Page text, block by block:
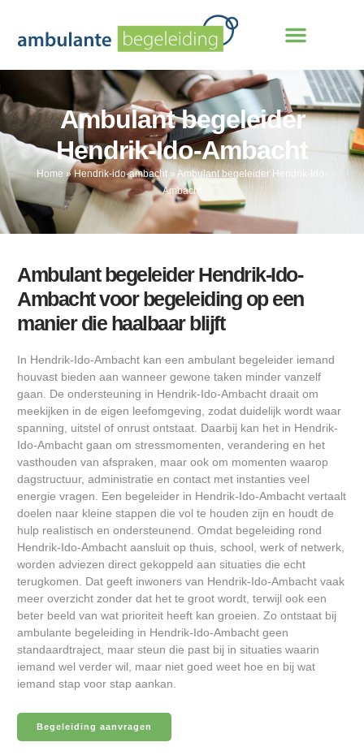
Ambulant begeleider
Hendrik-Ido-Ambacht
Home »Hendrik-ido-ambacht » Ambulant begeleider Hendrik-Ido-
Ambacht
Ambulant begeleider Hendrik-Ido-
Ambacht voor begeleiding op een
manier die haalbaar blijft
In Hendrik-Ido-Ambacht kan een ambulant begeleider iemand
houvast bieden aan wanneer gewone taken minder vanzelf
gaan. De ondersteuning in Hendrik-Ido-Ambacht draait om
meekijken in de eigen leefomgeving, zodat duidelijk wordt waar
spanning, uitstel of onrust ontstaat. Daarbij kan het in Hendrik-
Ido-Ambacht gaan om stressmomenten, verandering en het
vasthouden van afspraken, maar ook om momenten waarop
dagstructuur, administratie en contact met instanties veel
energie vragen. Een begeleider in Hendrik-Ido-Ambacht vertaalt
doelen naar kleine stappen die vol te houden zijn en houdt de
hulp realistisch en ondersteunend. Omdat begeleiding rond
Hendrik-Ido-Ambacht aansluit op thuis, school, werk of netwerk,
worden adviezen direct gekoppeld aan situaties die echt
terugkomen. Dat geeft inwoners van Hendrik-Ido-Ambacht vaak
meer overzicht zonder dat het te groot wordt, terwijl ook een
beter beeld van wat prioriteit heeft kan groeien. Zo ontstaat bij
ambulante begeleiding in Hendrik-Ido-Ambacht geen
standaardtraject, maar steun die past bij in situaties waarin
iemand wel verder wil, maar niet goed weet hoe en bij wat
iemand stap voor stap aankan.
Begeleiding aanvragen